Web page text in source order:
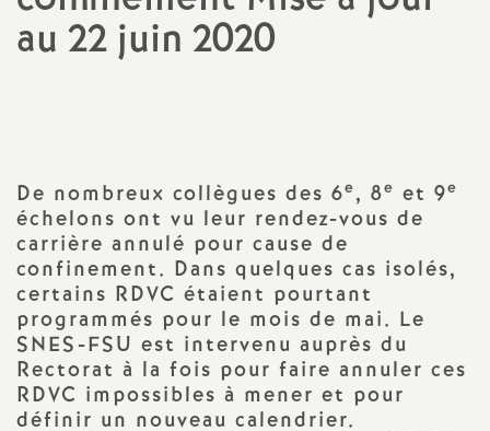
o
n
a
l
au 22 juin 2020
De nombreux collègues des 6e, 8e et 9e
échelons ont vu leur rendez-vous de
carrière annulé pour cause de
confinement. Dans quelques cas isolés,
certains RDVC étaient pourtant
programmés pour le mois de mai. Le
SNES-FSU est intervenu auprès du
Rectorat à la fois pour faire annuler ces
RDVC impossibles à mener et pour
définir un nouveau calendrier.